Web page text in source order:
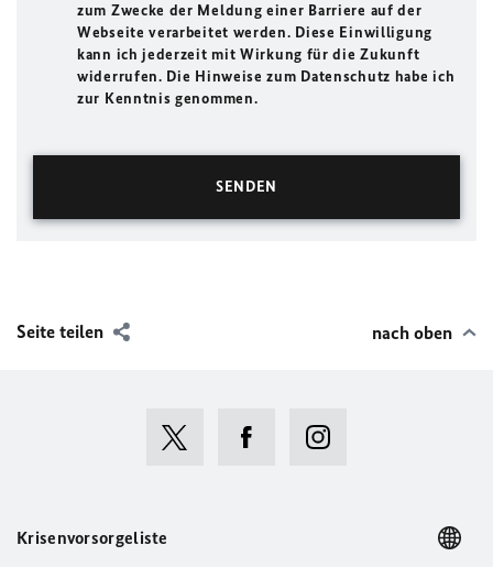
zum Zwecke der Meldung einer Barriere auf der
Webseite verarbeitet werden. Diese Einwilligung
kann ich jederzeit mit Wirkung für die Zukunft
widerrufen. Die Hinweise zum Datenschutz habe ich
zur Kenntnis genommen.
Seite teilen nach oben
Krisenvorsorgeliste